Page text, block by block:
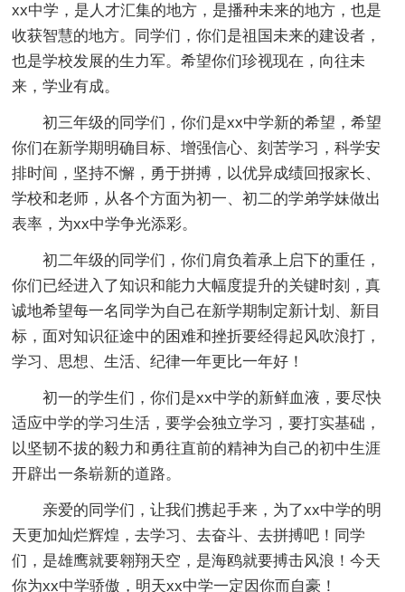
xx中学，是人才汇集的地方，是播种未来的地方，也是
收获智慧的地方。同学们，你们是祖国未来的建设者，
也是学校发展的生力军。希望你们珍视现在，向往未
来，学业有成。
初三年级的同学们，你们是xx中学新的希望，希望
你们在新学期明确目标、增强信心、刻苦学习，科学安
排时间，坚持不懈，勇于拼搏，以优异成绩回报家长、
学校和老师，从各个方面为初一、初二的学弟学妹做出
表率，为xx中学争光添彩。
初二年级的同学们，你们肩负着承上启下的重任，
你们已经进入了知识和能力大幅度提升的关键时刻，真
诚地希望每一名同学为自己在新学期制定新计划、新目
标，面对知识征途中的困难和挫折要经得起风吹浪打，
学习、思想、生活、纪律一年更比一年好！
初一的学生们，你们是xx中学的新鲜血液，要尽快
适应中学的学习生活，要学会独立学习，要打实基础，
以坚韧不拔的毅力和勇往直前的精神为自己的初中生涯
开辟出一条崭新的道路。
亲爱的同学们，让我们携起手来，为了xx中学的明
天更加灿烂辉煌，去学习、去奋斗、去拼搏吧！同学
们，是雄鹰就要翱翔天空，是海鸥就要搏击风浪！今天
你为xx中学骄傲，明天xx中学一定因你而自豪！